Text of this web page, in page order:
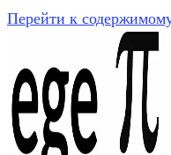
Перейти к